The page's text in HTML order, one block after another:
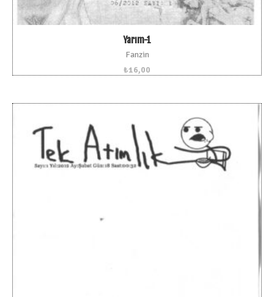
Yarım-1
Fanzin
₺16,00